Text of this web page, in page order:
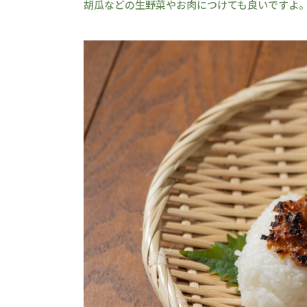
胡瓜などの生野菜やお肉につけても良いですよ